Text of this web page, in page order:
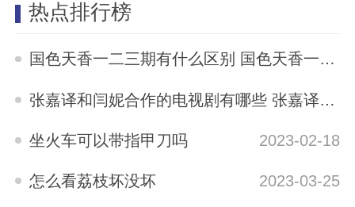
热点排行榜
国色天香一二三期有什么区别 国色天香一二三期区别是什么
2023-05-12
张嘉译和闫妮合作的电视剧有哪些 张嘉译与闫妮合演的电视剧有哪些
坐火车可以带指甲刀吗 2023-02-18
怎么看荔枝坏没坏 2023-03-25